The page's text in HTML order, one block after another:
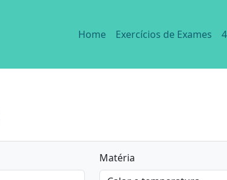
Home Exercícios de Exames
Matéria